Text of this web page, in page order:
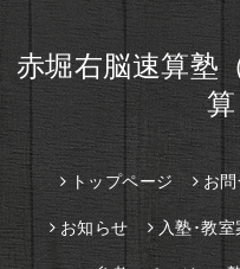
赤堀右脳速算塾
トップページ お
お知らせ 入塾･教室